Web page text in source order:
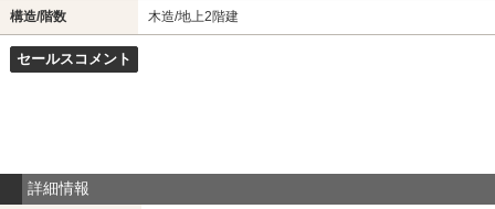
構造/階数 木造/地上2階建
セールスコメント
詳細情報